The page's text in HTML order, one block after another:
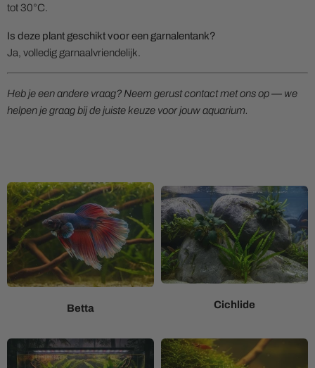
tot 30°C.
Is deze plant geschikt voor een garnalentank?
Ja, volledig garnaalvriendelijk.
Heb je een andere vraag? Neem gerust contact met ons op — we
helpen je graag bij de juiste keuze voor jouw aquarium.
Betta Cichlide